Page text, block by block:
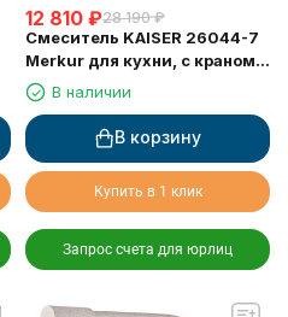
12 810 ₽28 190 ₽
Смеситель KAISER 26044-7
Merkur для кухни, с краном
для питьевой воды,
бежевый мрамор
В наличии
В корзину
Купить в 1 клик
Запрос счета для юрлиц